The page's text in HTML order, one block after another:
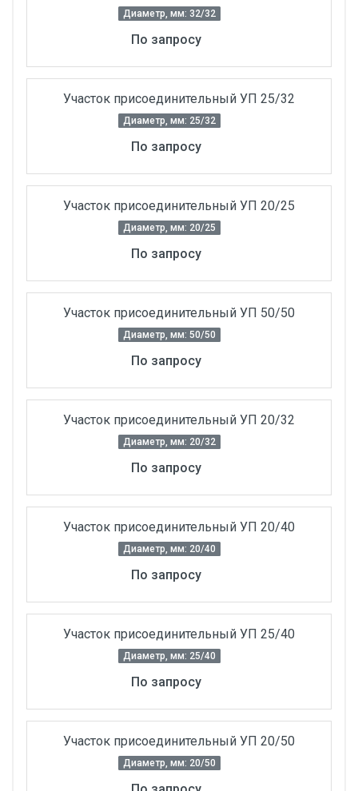
Диаметр, мм: 32/32
По запросу
Участок присоединительный УП 25/32
Диаметр, мм: 25/32
По запросу
Участок присоединительный УП 20/25
Диаметр, мм: 20/25
По запросу
Участок присоединительный УП 50/50
Диаметр, мм: 50/50
По запросу
Участок присоединительный УП 20/32
Диаметр, мм: 20/32
По запросу
Участок присоединительный УП 20/40
Диаметр, мм: 20/40
По запросу
Участок присоединительный УП 25/40
Диаметр, мм: 25/40
По запросу
Участок присоединительный УП 20/50
Диаметр, мм: 20/50